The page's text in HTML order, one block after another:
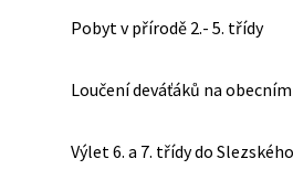
Pobyt v přírodě 2.- 5. třídy
Loučení deváťáků na
Výlet 6. a 7. třídy do